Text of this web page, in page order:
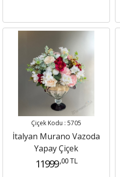
Çiçek Kodu : 5705
İtalyan Murano Vazoda
Yapay Çiçek
11999 ,00 TL